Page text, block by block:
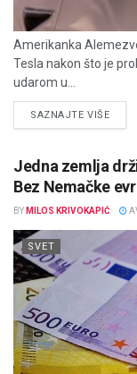
Amerikanka
Tesla nakon što je
udarom u...
SAZNAJTE VIŠE
Jedna zemlja
Bez Nemačke
BY MILOS KRIVOKAPIĆ
SVET